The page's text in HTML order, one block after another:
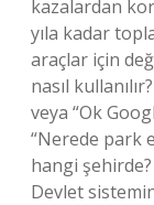
kazalardan
yıla kadar
araçlar için
nasıl
veya “Ok
“Nerede park
hangi
Devlet